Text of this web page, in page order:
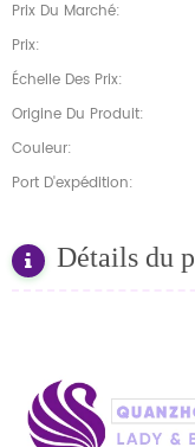
Prix Du Marché:
Prix:
Échelle Des Prix:
Origine Du Produit:
Couleur:
Port D'expédition:
Détails du